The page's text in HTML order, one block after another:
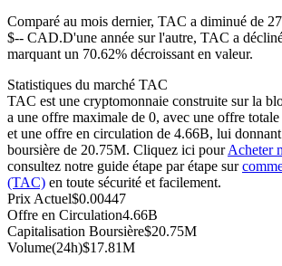
Futures USDC
Copie de Trading
Comparé au mois dernier, TAC a diminué de
$-- CAD.D'une année sur l'autre, TAC a
marquant un 70.62% décroissant en valeur.
Statistiques du marché TAC
TAC est une cryptomonnaie construite sur la
a une offre maximale de 0, avec une offre
et une offre en circulation de 4.66B, lui
boursière de 20.75M. Cliquez ici pourAcheter
consultez notre guide étape par étape sur
(TAC) en toute sécurité et facilement.
Prix Actuel$0.00447
Offre en Circulation4.66B
Capitalisation Boursière$20.75M
Volume(24h)$17.81M